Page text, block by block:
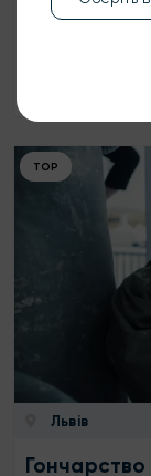
1200 ₴
ТОР
Львів